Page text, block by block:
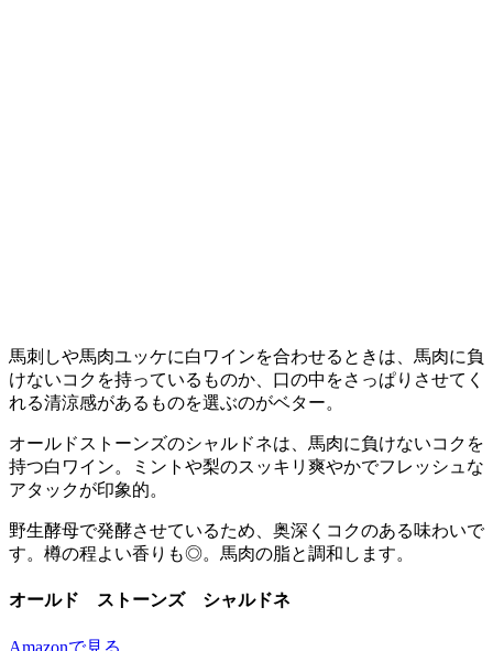
馬刺しや馬肉ユッケに白ワインを合わせるときは、馬肉に負
けないコクを持っているものか、口の中をさっぱりさせてく
れる清涼感があるものを選ぶのがベター。
オールドストーンズのシャルドネは、馬肉に負けないコクを
持つ白ワイン。ミントや梨のスッキリ爽やかでフレッシュな
アタックが印象的。
野生酵母で発酵させているため、奥深くコクのある味わいで
す。樽の程よい香りも◎。馬肉の脂と調和します。
オールド ストーンズ シャルドネ
Amazonで見る